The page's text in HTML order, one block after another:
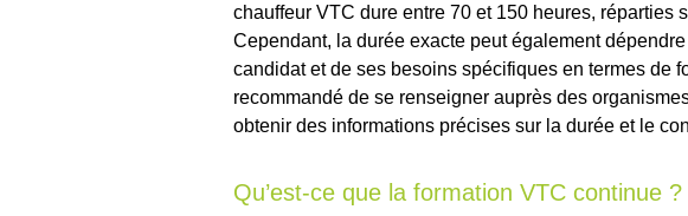
chauffeur VTC dure entre 70 et 150 heures, réparties
Cependant, la durée exacte peut également
candidat et de ses besoins spécifiques en termes de
recommandé de se renseigner auprès des
obtenir des informations précises sur la durée et le
Qu’est-ce que la formation VTC continue ?